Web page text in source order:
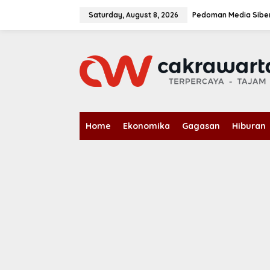
Saturday, August 8, 2026 Pedoman Media
Home Ekonomika Gagasan Hiburan